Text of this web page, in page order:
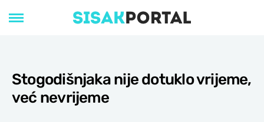
Stogodišnjaka nije dotuklo vrijeme,
već nevrijeme